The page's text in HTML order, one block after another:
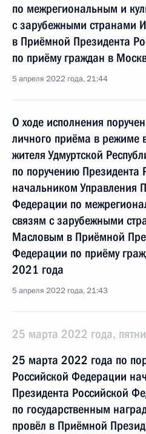
по межрегиональным и
с зарубежными странами
в Приёмной Президента
по приёму граждан в
5 апреля 2022 года, 21:44
О ходе исполнения
личного приёма в режиме
жителя Удмуртской
по поручению Президента
начальником Управления
Федерации по
связям с зарубежными
Масловым в Приёмной
Федерации по приёму
2021 года
5 апреля 2022 года, 21:43
25 марта 2022 года,
25 марта 2022 года по
Российской Федерации
Президента Российской
по государственным
провёл в Приёмной